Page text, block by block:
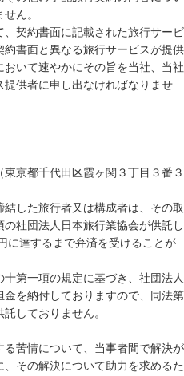
ん。
契約書面に記載された旅行サービ
書面と異なる旅行サービスが提供
いて速やかにその旨を当社、当社
供者に申し出なければなりませ
京都千代田区霞ヶ関３丁目３番３
した旅行者又は構成者は、その取
社団法人日本旅行業協会が供託し
に達するまで弁済を受けることが
第一項の規定に基づき、社団法人
を納付しておりますので、同法第
しておりません。
苦情について、当事者間で解決が
その解決について助力を求めるた